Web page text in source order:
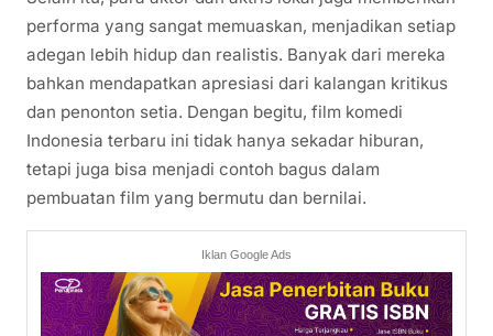
performa yang sangat memuaskan, menjadikan setiap
adegan lebih hidup dan realistis. Banyak dari mereka
bahkan mendapatkan apresiasi dari kalangan kritikus
dan penonton setia. Dengan begitu, film komedi
Indonesia terbaru ini tidak hanya sekadar hiburan,
tetapi juga bisa menjadi contoh bagus dalam
pembuatan film yang bermutu dan bernilai.
Iklan Google Ads